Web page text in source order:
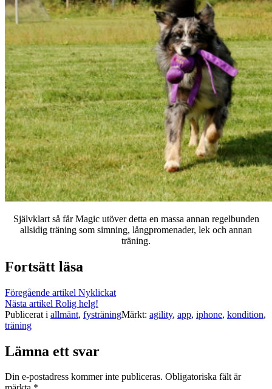
Självklart så får Magic utöver detta en massa annan regelbunden
allsidig träning som simning, långpromenader, lek och annan
träning.
Fortsätt läsa
Föregående artikel Nyklickat
Nästa artikel Rolig helg!
Publicerat i allmänt, fysträningMärkt: agility, app, iphone, kondition,
träning
Lämna ett svar
Din e-postadress kommer inte publiceras. Obligatoriska fält är